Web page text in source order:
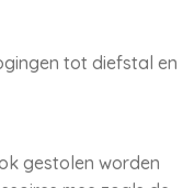
tot diefstal en
gestolen worden